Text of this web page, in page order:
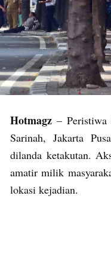
Hotmagz –
Sarinah, Jakarta
dilanda ketakutan.
amatir milik
lokasi kejadian.